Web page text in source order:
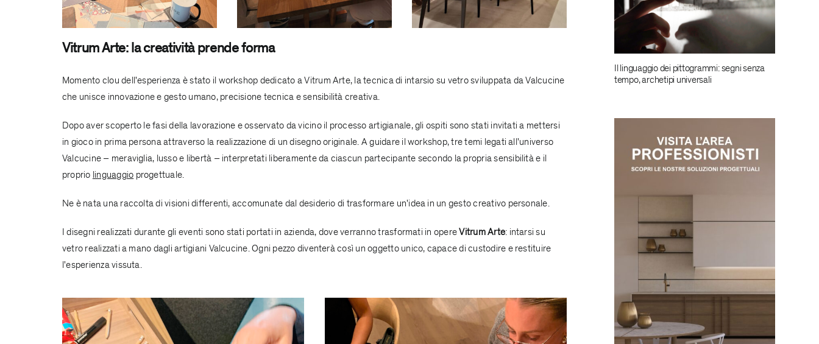
Vitrum Arte: la creatività prende forma
Momento clou dell'esperienza è stato il workshop dedicato a Vitrum Arte, la tecnica di intarsio su vetro sviluppata da Valcucine
che unisce innovazione e gesto umano, precisione tecnica e sensibilità creativa.
Dopo aver scoperto le fasi della lavorazione e osservato da vicino il processo artigianale, gli ospiti sono stati invitati a mettersi
in gioco in prima persona attraverso la realizzazione di un disegno originale. A guidare il workshop, tre temi legati all'universo
Valcucine – meraviglia, lusso e libertà – interpretati liberamente da ciascun partecipante secondo la propria sensibilità e il
proprio linguaggio progettuale.
Ne è nata una raccolta di visioni differenti, accomunate dal desiderio di trasformare un'idea in un gesto creativo personale.
I disegni realizzati durante gli eventi sono stati portati in azienda, dove verranno trasformati in opereVitrum Arte: intarsi su
vetro realizzati a mano dagli artigiani Valcucine. Ogni pezzo diventerà così un oggetto unico, capace di custodire e restituire
l'esperienza vissuta.
Il linguaggio dei pittogrammi: segni senza
tempo, archetipi universali